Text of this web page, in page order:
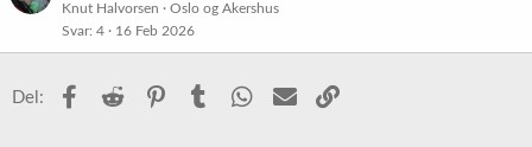
Knut Halvorsen
Oslo og Akershus
Svar 4 16 Feb 2026
Del: Facebook
Reddit PinterestTumblr WhatsApp
E-post